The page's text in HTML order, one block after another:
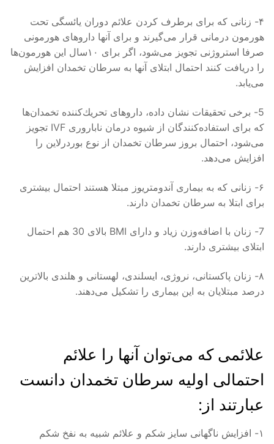
۴- زنانی كه برای برطرف كردن علائم دوران یائسگی تحت
هورمون درمانی قرار می‌گیرند و برای آنها داروهای هورمونی
صرفا استروژنی تجویز می‌شود، اگر برای ۱۰سال این هورمون‌ها
را دریافت كنند احتمال ابتلای آنها به سرطان تخمدان افزایش
می‌یابد.
5- برخی تحقیقات نشان داده، داروهای تحریك‌‌كننده تخمدان‌ها
كه برای استفاده‌كنندگان از شیوه درمان ناباروری IVF تجویز
می‌شود، احتمال بروز سرطان تخمدان از نوع بوردرلاین را
افزایش می‌دهد.
۶- زنانی كه به بیماری آندومتریوز مبتلا هستند احتمال بیشتری
برای ابتلا به سرطان تخمدان دارند.
7- زنان با اضافه‌وزن زیاد و دارای BMI بالای 30 هم احتمال
ابتلای بیشتری دارند.
۸- زنان پاكستانی، نروژی، ایسلندی، لهستانی و هلندی بالاترین
درصد مبتلایان به این بیماری را تشكیل می‌دهند.
علائمی كه می‌توان آنها را علائم
احتمالی اولیه سرطان تخمدان دانست
عبارتند از:
۱- افزایش ناگهانی سایز شكم و علائم شبیه به نفخ شكم